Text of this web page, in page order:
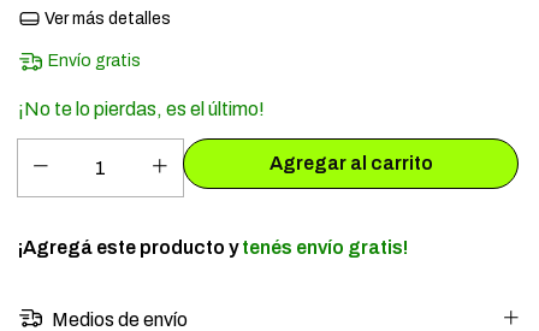
Ver más detalles
Envío gratis
¡No te lo pierdas, es el último!
¡Agregá este producto ytenés envío gratis!
Medios de envío